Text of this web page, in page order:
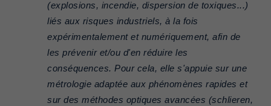
(explosions, incendie, dispersion de toxiques...)
liés aux risques industriels, à la fois
expérimentalement et numériquement, afin de
les prévenir et/ou d'en réduire les
conséquences. Pour cela, elle s'appuie sur une
métrologie adaptée aux phénomènes rapides et
sur des méthodes optiques avancées (schlieren,